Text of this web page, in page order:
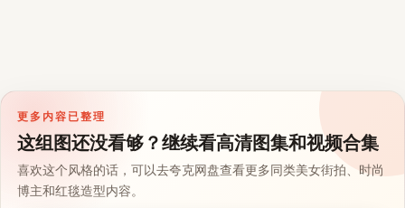
更多内容已整理
这组图还没看够？继续看高清图集和视频合集
喜欢这个风格的话，可以去夸克网盘查看更多同类美女街拍、时尚
博主和红毯造型内容。